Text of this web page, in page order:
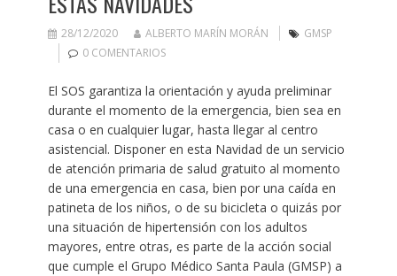
28/12/2020 ALBERTO MARÍN MORÁN
GMSP
0 COMENTARIOS
El SOS garantiza la orientación y ayuda preliminar
durante el momento de la emergencia, bien sea en
casa o en cualquier lugar, hasta llegar al centro
asistencial. Disponer en esta Navidad de un servicio
de atención primaria de salud gratuito al momento
de una emergencia en casa, bien por una caída en
patineta de los niños, o de su bicicleta o quizás por
una situación de hipertensión con los adultos
mayores, entre otras, es parte de la acción social
que cumple el Grupo Médico Santa Paula (GMSP) a